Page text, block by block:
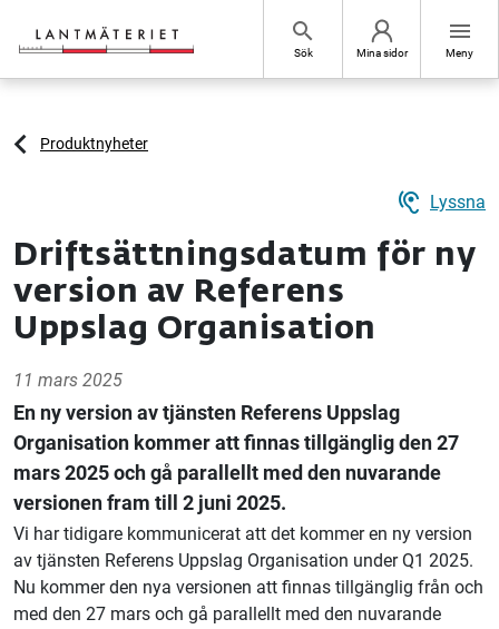
search
Sök Mina sidor
menu
Meny
Produktnyheter
hearing Lyssna
Driftsättningsdatum för ny
version av Referens
Uppslag Organisation
11 mars 2025
En ny version av tjänsten Referens Uppslag
Organisation kommer att finnas tillgänglig den 27
mars 2025 och gå parallellt med den nuvarande
versionen fram till 2 juni 2025.
Vi har tidigare kommunicerat att det kommer en ny version
av tjänsten Referens Uppslag Organisation under Q1 2025.
Nu kommer den nya versionen att finnas tillgänglig från och
med den 27 mars och gå parallellt med den nuvarande